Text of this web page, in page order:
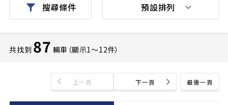
搜尋條件
共找到 87 輛車（顯示1〜12件）
最後一頁
上一頁 下一頁
預設排列